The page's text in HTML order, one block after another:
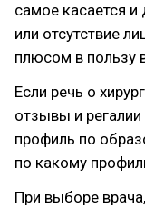
самое касается
или отсутствие
плюсом в пользу
Если речь о
отзывы и регалии
профиль по
по какому
При выборе